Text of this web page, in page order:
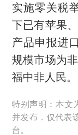
实施零关税
下已有苹果
产品申报进
规模市场为
福中非人民。
特别声明：本文
并发布，仅代表
台。